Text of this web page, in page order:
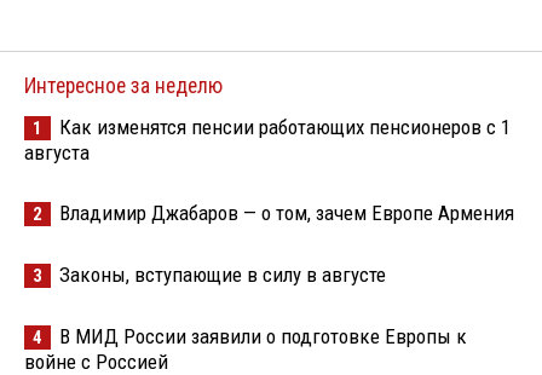
Интересное за неделю
1
Как изменятся пенсии работающих пенсионеров с 1
августа
2 Владимир Джабаров — о том, зачем Европе Армения
3 Законы, вступающие в силу в августе
4
В МИД России заявили о подготовке Европы к
войне с Россией